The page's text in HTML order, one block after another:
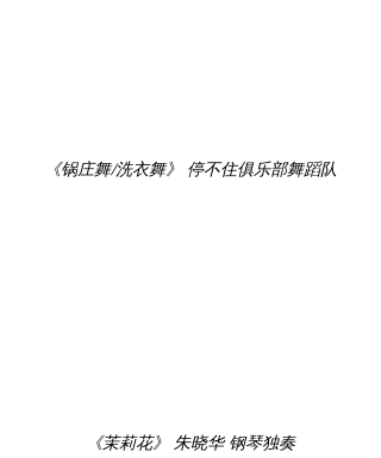
《锅庄舞/洗衣舞》 停不住俱乐部舞蹈队
《茉莉花》 朱晓华 钢琴独奏